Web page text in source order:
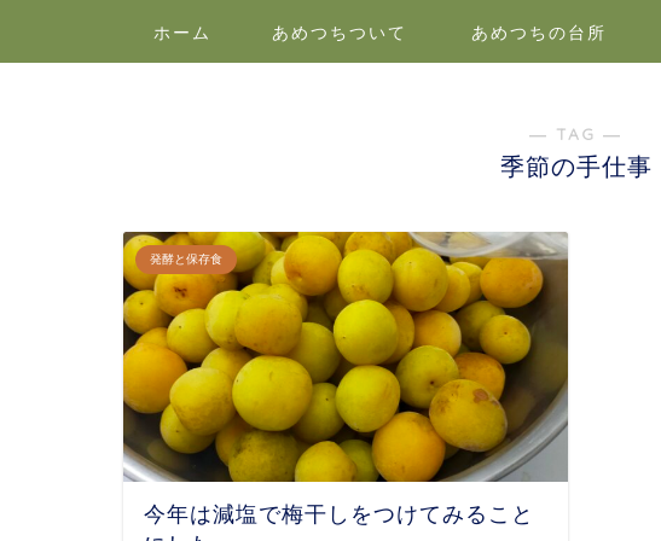
ホーム あめつちついて あめつちの台所
― TAG ―
季節の手仕事
発酵と保存食
今年は減塩で梅干しをつけてみること